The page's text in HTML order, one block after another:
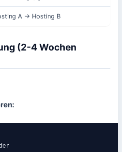
A → Hosting B
(2-4 Wochen